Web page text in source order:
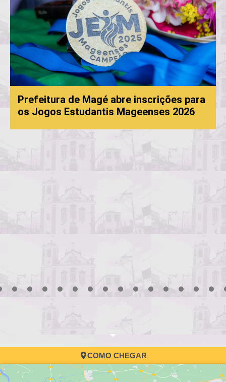
Prefeitura de Magé abre inscrições para
os Jogos Estudantis Mageenses 2026
COMO CHEGAR